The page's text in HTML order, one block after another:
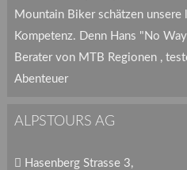
Mountain Biker schätzen unsere
Kompetenz. Denn Hans "No
Berater von MTB Regionen ,
Abenteuer
ALPSTOURS AG
Hasenberg Strasse 3,